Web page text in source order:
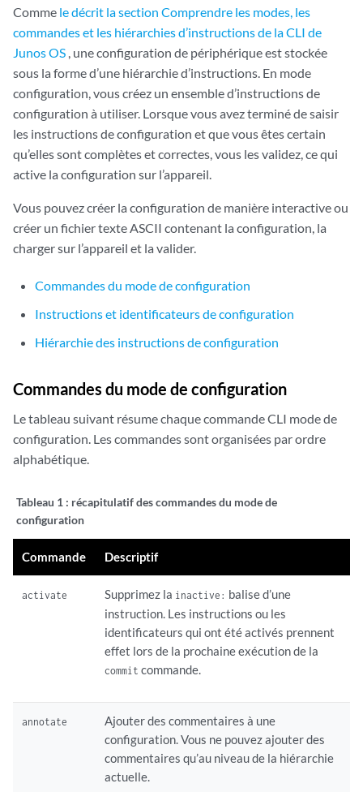
Comme le décrit la section Comprendre les modes, les
commandes et les hiérarchies d’instructions de la CLI de
Junos OS , une configuration de périphérique est stockée
sous la forme d’une hiérarchie d’instructions. En mode
configuration, vous créez un ensemble d’instructions de
configuration à utiliser. Lorsque vous avez terminé de saisir
les instructions de configuration et que vous êtes certain
qu’elles sont complètes et correctes, vous les validez, ce qui
active la configuration sur l’appareil.
Vous pouvez créer la configuration de manière interactive ou
créer un fichier texte ASCII contenant la configuration, la
charger sur l’appareil et la valider.
Commandes du mode de configuration
Instructions et identificateurs de configuration
Hiérarchie des instructions de configuration
Commandes du mode de configuration
Le tableau suivant résume chaque commande CLI mode de
configuration. Les commandes sont organisées par ordre
alphabétique.
Tableau 1 : récapitulatif des commandes du mode de
configuration
Commande Descriptif
activate Supprimez la inactive: balise d’une
instruction. Les instructions ou les
identificateurs qui ont été activés prennent
effet lors de la prochaine exécution de la
commit commande.
annotate
Ajouter des commentaires à une
configuration. Vous ne pouvez ajouter des
commentaires qu’au niveau de la hiérarchie
actuelle.